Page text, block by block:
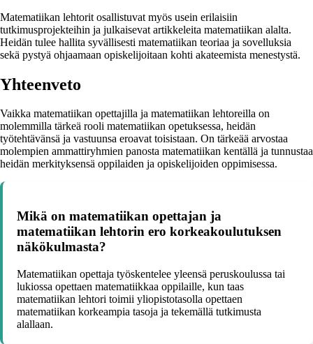
Matematiikan lehtorit osallistuvat myös usein erilaisiin
tutkimusprojekteihin ja julkaisevat artikkeleita matematiikan alalta.
Heidän tulee hallita syvällisesti matematiikan teoriaa ja sovelluksia
sekä pystyä ohjaamaan opiskelijoitaan kohti akateemista menestystä.
Yhteenveto
Vaikka matematiikan opettajilla ja matematiikan lehtoreilla on
molemmilla tärkeä rooli matematiikan opetuksessa, heidän
työtehtävänsä ja vastuunsa eroavat toisistaan. On tärkeää arvostaa
molempien ammattiryhmien panosta matematiikan kentällä ja tunnustaa
heidän merkityksensä oppilaiden ja opiskelijoiden oppimisessa.
Mikä on matematiikan opettajan ja
matematiikan lehtorin ero korkeakoulutuksen
näkökulmasta?
Matematiikan opettaja työskentelee yleensä peruskoulussa tai
lukiossa opettaen matematiikkaa oppilaille, kun taas
matematiikan lehtori toimii yliopistotasolla opettaen
matematiikan korkeampia tasoja ja tekemällä tutkimusta
alallaan.